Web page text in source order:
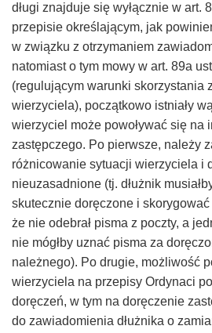
długi znajduje się wyłącznie w art.
przepisie określającym, jak
w związku z otrzymaniem
natomiast o tym mowy w art. 89a
(regulującym warunki skorzystania
wierzyciela), początkowo istniały
wierzyciel może powoływać się na
zastępczego. Po pierwsze, należy
różnicowanie sytuacji wierzyciela i
nieuzasadnione (tj. dłużnik
skutecznie doręczone i
że nie odebrał pisma z poczty, a
nie mógłby uznać pisma za
należnego). Po drugie, możliwość
wierzyciela na przepisy Ordynaci
doręczeń, w tym na doręczenie
do zawiadomienia dłużnika o